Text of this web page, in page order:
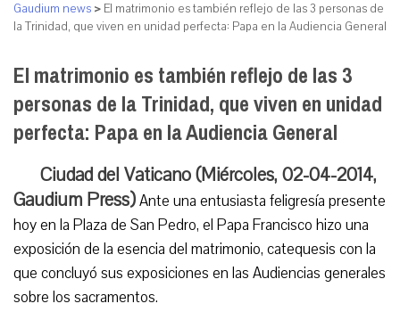
Gaudium news > El matrimonio es también reflejo de las 3 personas de
la Trinidad, que viven en unidad perfecta: Papa en la Audiencia General
El matrimonio es también reflejo de las 3
personas de la Trinidad, que viven en unidad
perfecta: Papa en la Audiencia General
Ciudad del Vaticano (Miércoles, 02-04-2014,
Gaudium Press)Ante una entusiasta feligresía presente
hoy en la Plaza de San Pedro, el Papa Francisco hizo una
exposición de la esencia del matrimonio, catequesis con la
que concluyó sus exposiciones en las Audiencias generales
sobre los sacramentos.